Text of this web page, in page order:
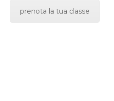
prenota la tua classe